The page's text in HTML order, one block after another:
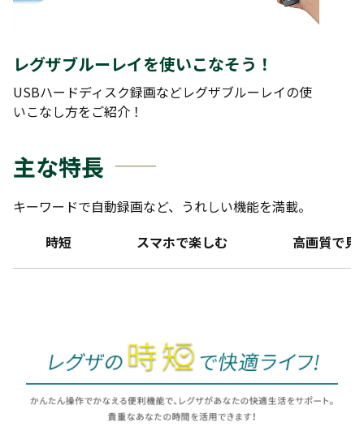
レグザブルーレイを使いこなそう！
USBハードディスク録画などレグザブルーレイの使
いこなし方をご紹介！
主な特長
キーワードで自動録画など、うれしい機能を満載。
時短
スマホで楽しむ 高画質で見